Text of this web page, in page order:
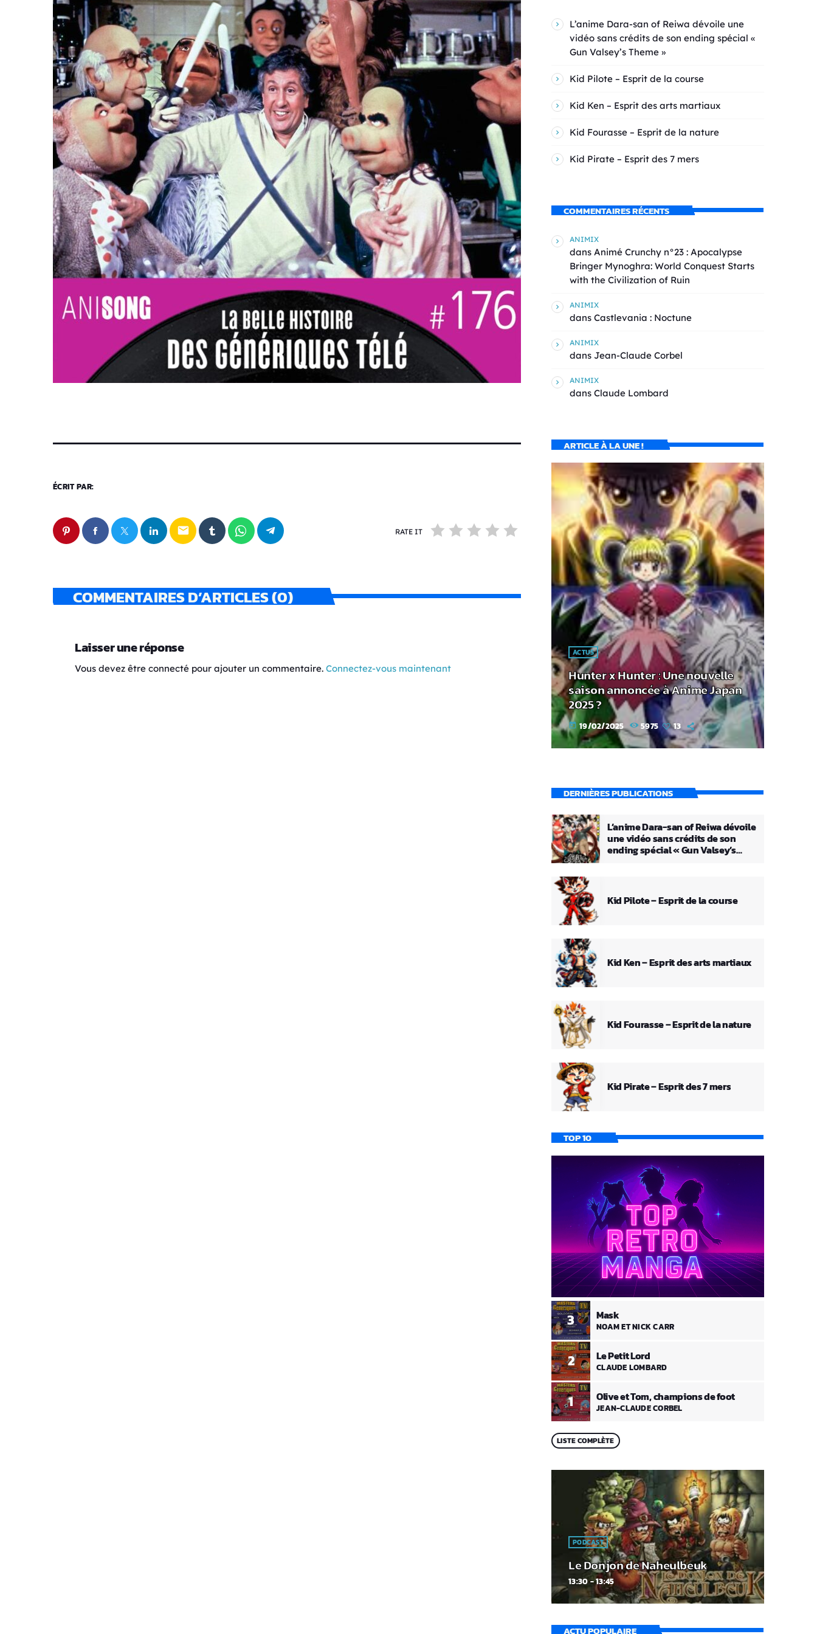
ÉCRIT PAR:
email RATE IT
COMMENTAIRES D’ARTICLES (0)
Laisser une réponse
Vous devez être connecté pour ajouter un commentaire. Connectez-vous maintenant
L’anime Dara-san of Reiwa dévoile une
vidéo sans crédits de son ending spécial «
Gun Valsey’s Theme »
Kid Pilote – Esprit de la course
Kid Ken – Esprit des arts martiaux
Kid Fourasse – Esprit de la nature
Kid Pirate – Esprit des 7 mers
COMMENTAIRES RÉCENTS
ANIMIX
dans Animé Crunchy n°23 : Apocalypse
Bringer Mynoghra: World Conquest Starts
with the Civilization of Ruin
ANIMIX
dans Castlevania : Noctune
ANIMIX
dans Jean-Claude Corbel
ANIMIX
dans Claude Lombard
ARTICLE À LA UNE !
ACTUS
Hunter x Hunter : Une nouvelle
saison annoncée à Anime Japan
2025 ?
today 19/02/2025 5975 13
DERNIÈRES PUBLICATIONS
L’anime Dara-san of Reiwa dévoile
une vidéo sans crédits de son
ending spécial « Gun Valsey’s
Kid Pilote – Esprit de la course
Kid Ken – Esprit des arts martiaux
Kid Fourasse – Esprit de la nature
Kid Pirate – Esprit des 7 mers
TOP 10
1 Olive et Tom, champions de foot
JEAN-CLAUDE CORBEL
2 Le Petit Lord
CLAUDE LOMBARD
3 Mask
NOAM ET NICK CARR
LISTE COMPLÈTE
PODCAST
Le Donjon de Naheulbeuk
13:30 - 13:45
ACTU POPULAIRE